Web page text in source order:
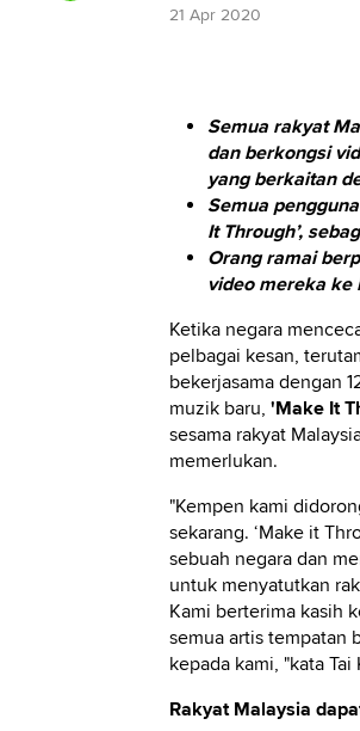
21 Apr 2020
Semua rakyat
dan berkongsi
yang berkaitan
Semua
It Through’,
Orang ramai
video mereka ke
Ketika negara
pelbagai kesan,
bekerjasama dengan
muzik baru, 'Make It
sesama rakyat
memerlukan.
"Kempen kami
sekarang. ‘Make it
sebuah negara dan
untuk menyatutkan
Kami berterima kasih
semua artis tempatan
kepada kami, "kata
Rakyat Malaysia